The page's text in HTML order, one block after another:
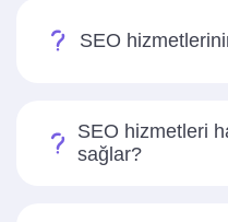
SEO
SEO hizmetleri
sağlar?